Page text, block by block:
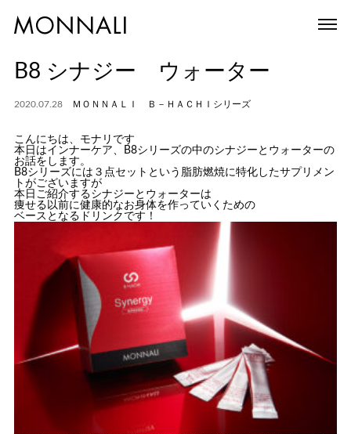
B8 シナジー ウォーター
2020.07.28 ＭＯＮＮＡＬＩ Ｂ－ＨＡＣＨＩシリーズ
こんにちは、モナリです
本日はインナーケア、B8シリーズの中のシナジーとウォーターの
お話をします。
B8シリーズには３点セットという脂肪燃焼に特化したサプリメン
トがございますが
本日ご紹介するシナジーとウォーターは
痩せる以前に健康的なお身体を作っていくための
ベースとなるドリンクです！